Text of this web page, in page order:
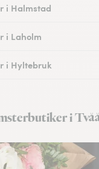
i Halmstad
i Laholm
i Hyltebruk
i